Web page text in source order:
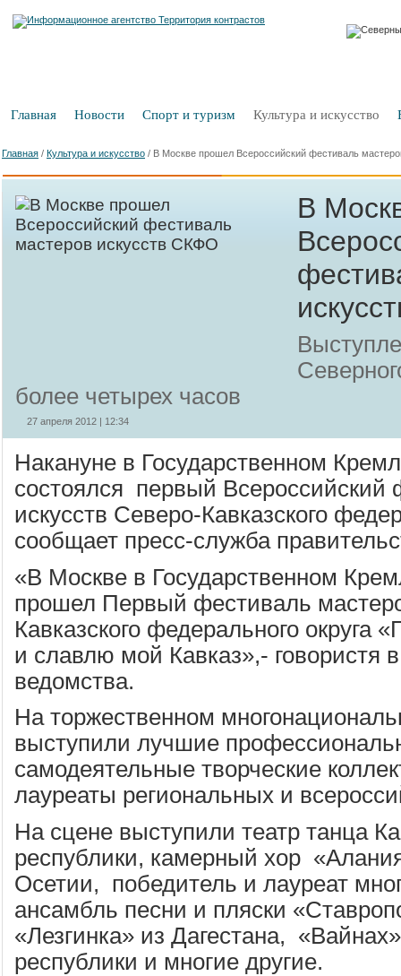
Главная Новости Спорт и туризм Культура и искусство
Главная / Культура и искусство / В Москве прошел Всероссийский фестиваль
В
более четырех часов
27 апреля 2012 | 12:34
Накануне в Государственном
состоялся первый Всероссийский
искусств Северо-Кавказского
сообщает пресс-служба
«В Москве в Государственном
прошел Первый фестиваль
Кавказского федерального округа
и славлю мой Кавказ»,- говористя
ведомства.
На торжественном
выступили лучшие
самодеятельные творческие
лауреаты региональных и
На сцене выступили театр танца
республики, камерный хор
Осетии, победитель и лауреат
ансамбль песни и пляски
«Лезгинка» из Дагестана,
республики и многие другие.